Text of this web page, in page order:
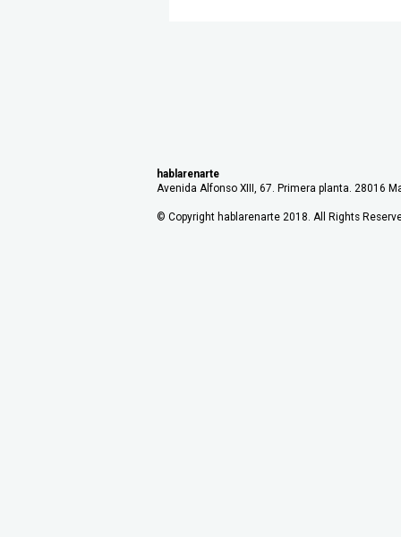
hablarenarte
Avenida Alfonso XIII, 67. Primera planta. 28016
© Copyright hablarenarte 2018. All Rights